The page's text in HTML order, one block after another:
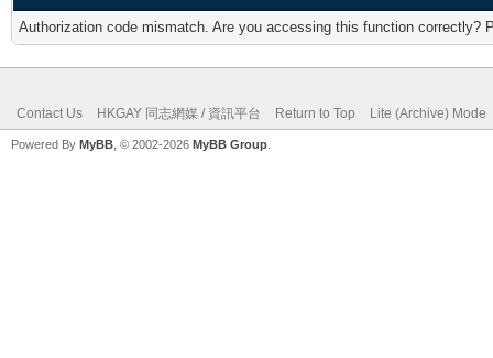
Authorization code mismatch. Are you accessing this function correctly?
Contact Us HKGAY 同志網媒 / 資訊平台 Return to Top Lite (Archive) Mode
Powered By MyBB , © 2002-2026 MyBB Group